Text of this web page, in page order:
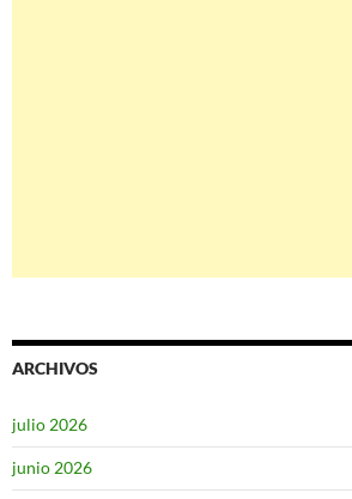
ARCHIVOS
julio 2026
junio 2026